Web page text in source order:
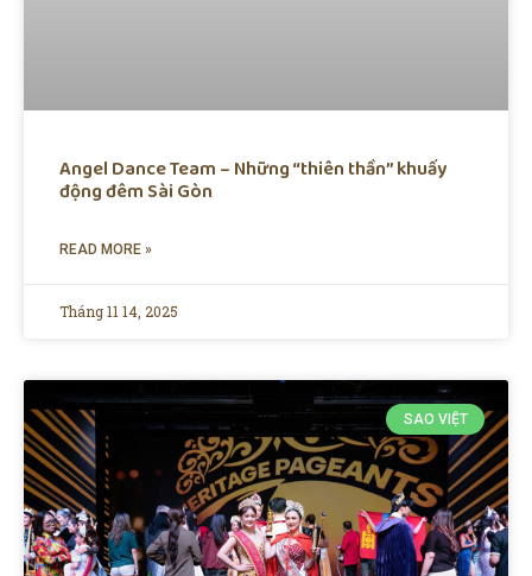
Angel Dance Team – Những “thiên thần” khuấy
động đêm Sài Gòn
READ MORE »
Tháng 11 14, 2025
SAO VIỆT